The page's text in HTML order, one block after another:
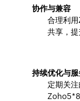
协作与兼容
合理利
共享，提
持续优化与
定期关
Zoho5*8